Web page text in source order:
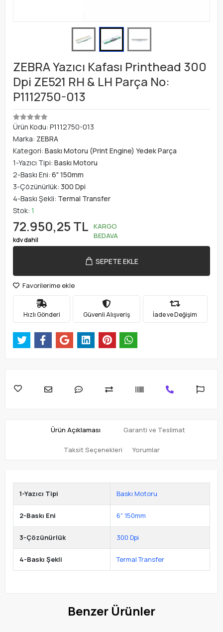
ZEBRA Yazıcı Kafası Printhead 300
Dpi ZE521 RH & LH Parça No:
P1112750-013
Ürün Kodu: P1112750-013
Marka: ZEBRA
Kategori: Baskı Motoru (Print Engine) Yedek Parça
1-Yazıcı Tipi: Baskı Motoru
2-Baskı Eni: 6" 150mm
3-Çözünürlük: 300 Dpi
4-Baskı Şekli: Termal Transfer
Stok: 1
72.950,25 TL
kdv dahil
KARGO
BEDAVA
SEPETE EKLE
Favorilerime ekle
Hızlı Gönderi Güvenli Alışveriş İade ve Değişim
Ürün Açıklaması Garanti ve Teslimat
Taksit Seçenekleri Yorumlar
1-Yazıcı Tipi Baskı Motoru
2-Baskı Eni 6" 150mm
3-Çözünürlük 300 Dpi
4-Baskı Şekli Termal Transfer
Benzer Ürünler